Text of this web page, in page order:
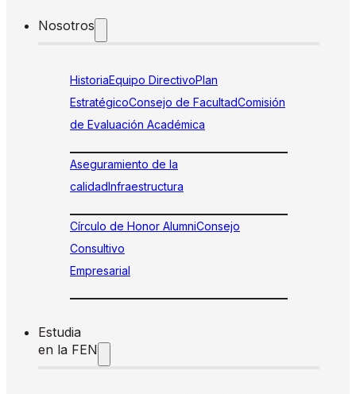
Nosotros
HistoriaEquipo DirectivoPlan
EstratégicoConsejo de FacultadComisión
de Evaluación Académica
Aseguramiento de la
calidadInfraestructura
Círculo de Honor AlumniConsejo
Consultivo
Empresarial
Estudia
en la FEN